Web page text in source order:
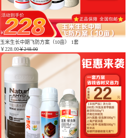
玉米生长中期飞防方案（10亩） 1套
￥228.00￥248.00